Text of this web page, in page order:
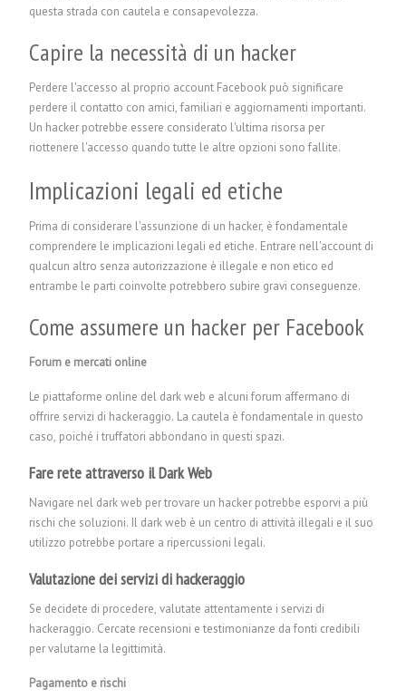
questa strada con cautela e consapevolezza.
Capire la necessità di un hacker
Perdere l'accesso al proprio account Facebook può significare
perdere il contatto con amici, familiari e aggiornamenti importanti.
Un hacker potrebbe essere considerato l'ultima risorsa per
riottenere l'accesso quando tutte le altre opzioni sono fallite.
Implicazioni legali ed etiche
Prima di considerare l'assunzione di un hacker, è fondamentale
comprendere le implicazioni legali ed etiche. Entrare nell'account di
qualcun altro senza autorizzazione è illegale e non etico ed
entrambe le parti coinvolte potrebbero subire gravi conseguenze.
Come assumere un hacker per Facebook
Forum e mercati online
Le piattaforme online del dark web e alcuni forum affermano di
offrire servizi di hackeraggio. La cautela è fondamentale in questo
caso, poiché i truffatori abbondano in questi spazi.
Fare rete attraverso il Dark Web
Navigare nel dark web per trovare un hacker potrebbe esporvi a più
rischi che soluzioni. Il dark web è un centro di attività illegali e il suo
utilizzo potrebbe portare a ripercussioni legali.
Valutazione dei servizi di hackeraggio
Se decidete di procedere, valutate attentamente i servizi di
hackeraggio. Cercate recensioni e testimonianze da fonti credibili
per valutarne la legittimità.
Pagamento e rischi